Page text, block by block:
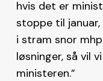
hvis det er
stoppe til
i stram snor
løsninger, så vil
ministeren.”